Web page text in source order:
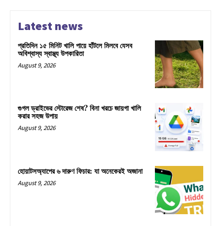
Latest news
প্রতিদিন ১৫ মিনিট খালি পায়ে হাঁটলে মিলবে যেসব
অবিশ্বাস্য স্বাস্থ্য উপকারিতা
August 9, 2026
গুগল ড্রাইভের স্টোরেজ শেষ? বিনা খরচে জায়গা খালি
করার সহজ উপায়
August 9, 2026
হোয়াটসঅ্যাপের ৬ দারুণ ফিচার: যা অনেকেরই অজানা
August 9, 2026